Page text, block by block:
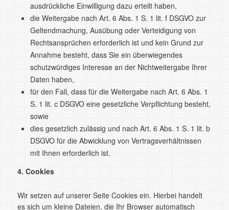
ausdrückliche Einwilligung dazu erteilt haben,
die Weitergabe nach Art. 6 Abs. 1 S. 1 lit. f DSGVO zur
Geltendmachung, Ausübung oder Verteidigung von
Rechtsansprüchen erforderlich ist und kein Grund zur
Annahme besteht, dass Sie ein überwiegendes
schutzwürdiges Interesse an der Nichtweitergabe Ihrer
Daten haben,
für den Fall, dass für die Weitergabe nach Art. 6 Abs. 1
S. 1 lit. c DSGVO eine gesetzliche Verpflichtung besteht,
sowie
dies gesetzlich zulässig und nach Art. 6 Abs. 1 S. 1 lit. b
DSGVO für die Abwicklung von Vertragsverhältnissen
mit Ihnen erforderlich ist.
4. Cookies
Wir setzen auf unserer Seite Cookies ein. Hierbei handelt
es sich um kleine Dateien, die Ihr Browser automatisch